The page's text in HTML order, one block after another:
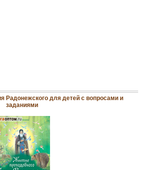
Радонежского для детей с вопросами и
заданиями